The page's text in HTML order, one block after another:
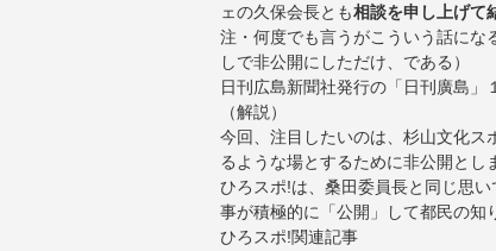
ェの久保会長とも相談を申し上げて
注・何度でも言うがこういう話にな
しで非公開にしただけ、である）
日刊広島新聞社発行の「日刊廣島」
（解説）
今回、注目したいのは、杉山文化ス
るような場とするために非公開とし
ひろスポ!は、桑田委員長と同じ思
事が積極的に「公開」して都民の知
ひろスポ!関連記事